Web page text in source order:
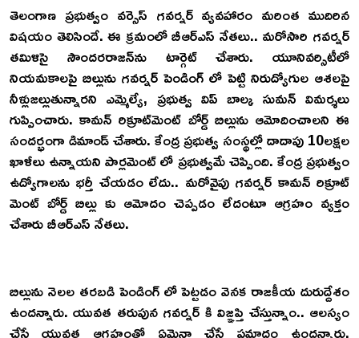
తెలంగాణ ప్రభుత్వం వర్సెస్ గవర్నర్ వ్యవహారం మరింత ముదిరిన
విషయం తెలిసిందే. ఈ క్రమంలో బీఆర్ఎస్ నేతలు.. మరోసారి గవర్నర్‌
తమిళిసై సౌందరరాజన్‌ను టార్గెట్‌ చేశారు. యూనివర్సిటీలో
నియమకాలపై బిల్లును గవర్నర్ పెండింగ్ లో పెట్టి నిరుద్యోగుల ఆశలపై
నీళ్లుజల్లుతున్నారని ఎమ్మెల్యే, ప్రభుత్వ విప్‌ బాల్క సుమన్‌ విమర్శలు
గుప్పించారు. కామన్ రిక్రూట్‌మెంట్ బోర్డ్ బిల్లును ఆమోదించాలని ఈ
సందర్భంగా డిమాండ్ చేశారు. కేంద్ర ప్రభుత్వ సంస్థల్లో దాదాపు 10లక్షల
ఖాళీలు ఉన్నాయని పార్లమెంట్ లో ప్రభుత్వమే చెప్పింది. కేంద్ర ప్రభుత్వం
ఉద్యోగాలను భర్తీ చేయడం లేదు.. మరోవైపు గవర్నర్ కామన్ రిక్రూట్
మెంట్ బోర్డ్ బిల్లు కు ఆమోదం చెప్పడం లేదంటూ ఆగ్రహం వ్యక్తం
చేశారు బీఆర్ఎస్‌ నేతలు.
బిల్లును నెలల తరబడి పెండింగ్ లో పెట్టడం వెనక రాజకీయ దురుద్దేశం
ఉందన్నారు. యువత తరుపున గవర్నర్ కి విజ్ఞప్తి చేస్తున్నాం.. ఆలస్యం
చేస్తే యువత ఆగ్రహంతో ఏమైనా చేసే ప్రమాదం ఉందన్నారు.